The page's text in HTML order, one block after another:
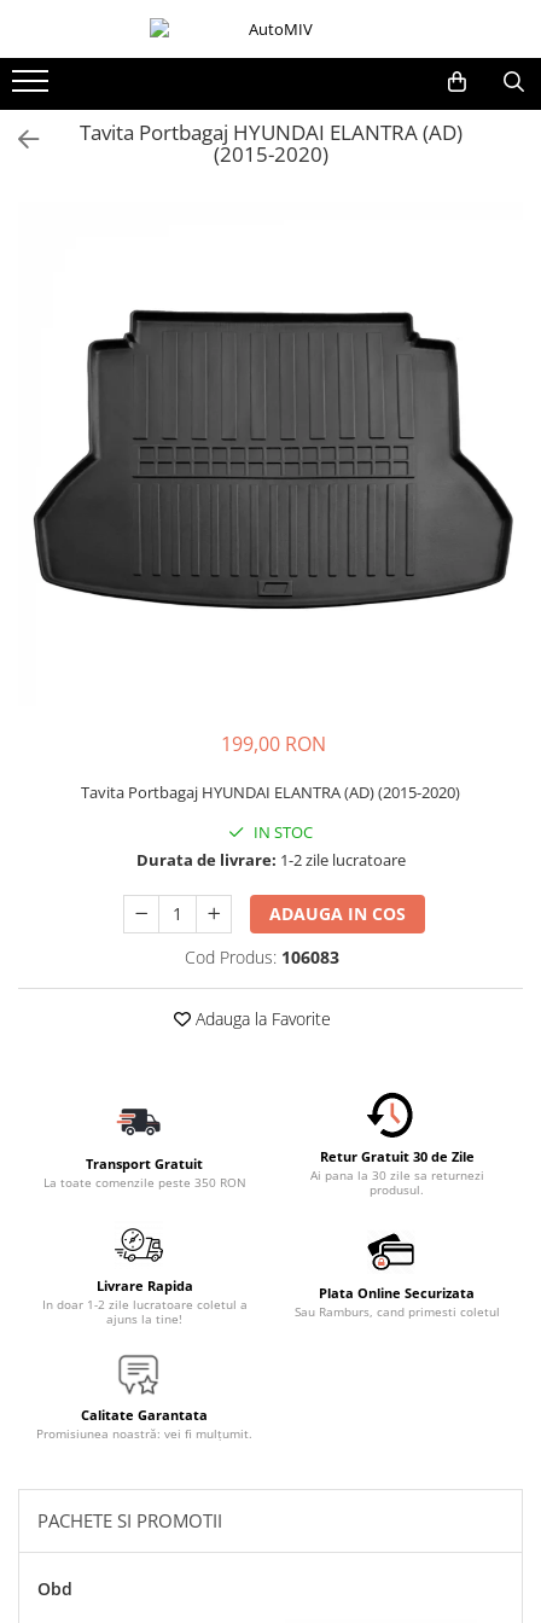
Oferta Saptamanii
Seturi Butoane
Butoane Blocare/Deblocare
Buton Frana
Buton Clapeta Rezervor
Buton Portbagaj
Alte Butoane/Comutatoare
Butoane Semnalizare
Schimbatoare Viteze
Accesorii Auto
Inchidere Centralizata
Huse Scaune Auto
Tavite Portbagaj Dedicate
Covorase Auto/ Presuri Auto
Seturi Interior
Accesorii Siguranta Auto
Incarcatoare Auto
Accesorii pentru Roti si Anvelope
Organizatoare Auto
Iluminat Auto
Proiectoare
Becuri Auto
Piese Auto
Piese Caroserie
Amortizoare Capota
Tavita Portbagaj HYUNDAI ELANTRA (AD)
(2015-2020)
199,00 RON
Tavita Portbagaj HYUNDAI ELANTRA (AD) (2015-2020)
IN STOC
Durata de livrare: 1-2 zile lucratoare
ADAUGA IN COS
Cod Produs: 106083
Adauga la Favorite
Transport Gratuit
La toate comenzile peste 350 RON
Retur Gratuit 30 de Zile
Ai pana la 30 zile sa returnezi
produsul.
Livrare Rapida
In doar 1-2 zile lucratoare coletul a
ajuns la tine!
Plata Online Securizata
Sau Ramburs, cand primesti coletul
Calitate Garantata
Promisiunea noastră: vei fi mulțumit.
PACHETE SI PROMOTII
Obd